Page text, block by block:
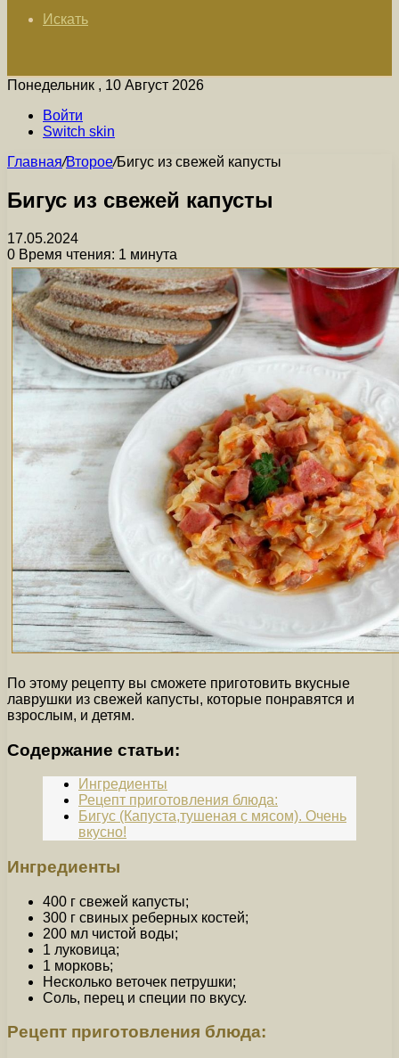
Искать
Понедельник , 10 Август 2026
Войти
Switch skin
Главная/Второе/Бигус из свежей капусты
Бигус из свежей капусты
17.05.2024
0 Время чтения: 1 минута
По этому рецепту вы сможете приготовить вкусные
лаврушки из свежей капусты, которые понравятся и
взрослым, и детям.
Содержание статьи:
Ингредиенты
Рецепт приготовления блюда:
Бигус (Капуста,тушеная с мясом). Очень
вкусно!
Ингредиенты
400 г свежей капусты;
300 г свиных реберных костей;
200 мл чистой воды;
1 луковица;
1 морковь;
Несколько веточек петрушки;
Соль, перец и специи по вкусу.
Рецепт приготовления блюда: